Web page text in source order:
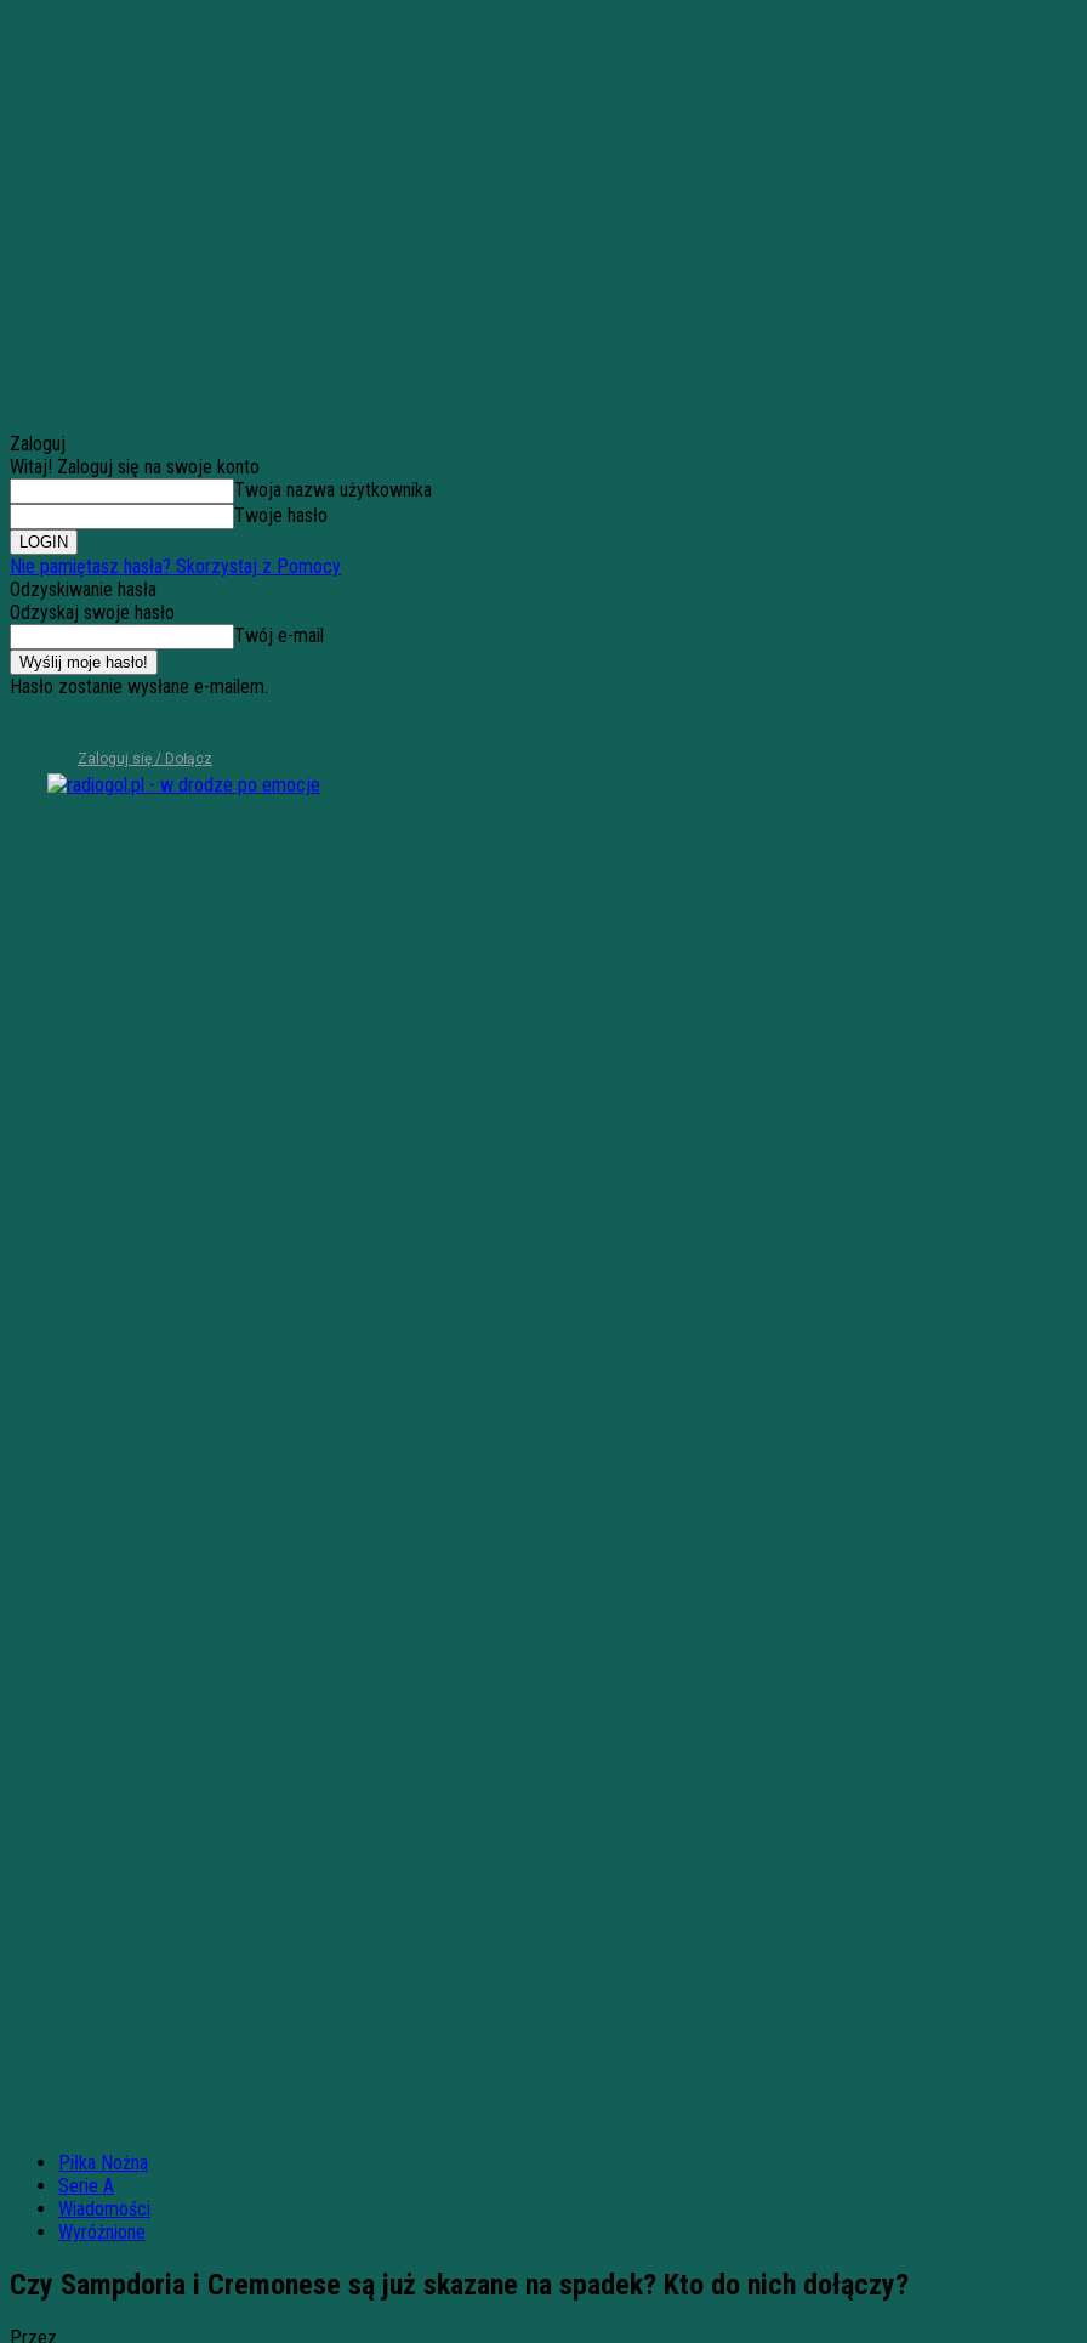
Zaloguj
Witaj! Zaloguj się na swoje konto
Twoja nazwa użytkownika
Twoje hasło
Nie pamiętasz hasła? Skorzystaj z Pomocy
Odzyskiwanie hasła
Odzyskaj swoje hasło
Twój e-mail
Hasło zostanie wysłane e-mailem.
Zaloguj się / Dołącz
Piłka Nożna
Serie A
Wiadomości
Wyróżnione
Czy Sampdoria i Cremonese są już skazane na spadek? Kto do nich dołączy?
Przez